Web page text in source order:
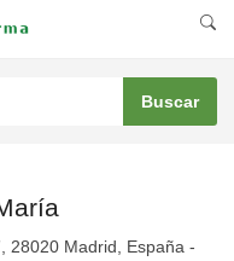
28020 Madrid, España -